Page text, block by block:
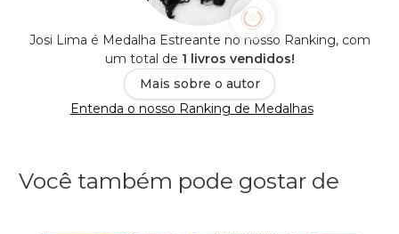
Josi Lima é Medalha Estreante no nosso Ranking, com
um total de 1 livros vendidos!
Mais sobre o autor
Entenda o nosso Ranking de Medalhas
Você também pode gostar de